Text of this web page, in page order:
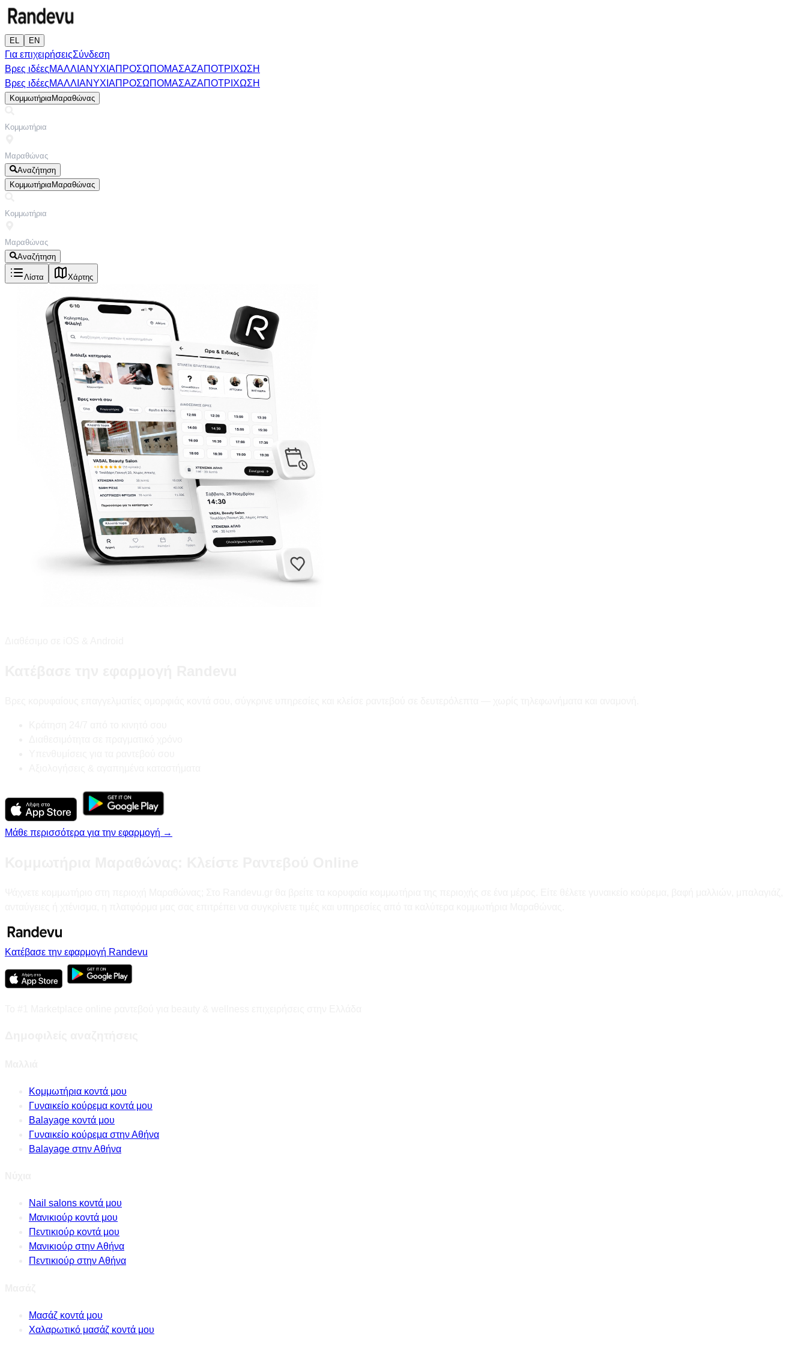
EL EN
Για επιχειρήσειςΣύνδεση
Βρες ιδέεςΜΑΛΛΙΑΝΥΧΙΑΠΡΟΣΩΠΟΜΑΣΑΖΑΠΟΤΡΙΧΩΣΗ
Βρες ιδέεςΜΑΛΛΙΑΝΥΧΙΑΠΡΟΣΩΠΟΜΑΣΑΖΑΠΟΤΡΙΧΩΣΗ
Κομμωτήρια Μαραθώνας
Αναζήτηση
Κομμωτήρια Μαραθώνας
Αναζήτηση
Λίστα Χάρτης
Μάθε περισσότερα για την εφαρμογή →
Κατέβασε την εφαρμογή Randevu
Κομμωτήρια κοντά μου
Γυναικείο κούρεμα κοντά μου
Balayage κοντά μου
Γυναικείο κούρεμα στην Αθήνα
Balayage στην Αθήνα
Nail salons κοντά μου
Μανικιούρ κοντά μου
Πεντικιούρ κοντά μου
Μανικιούρ στην Αθήνα
Πεντικιούρ στην Αθήνα
Μασάζ κοντά μου
Χαλαρωτικό μασάζ κοντά μου